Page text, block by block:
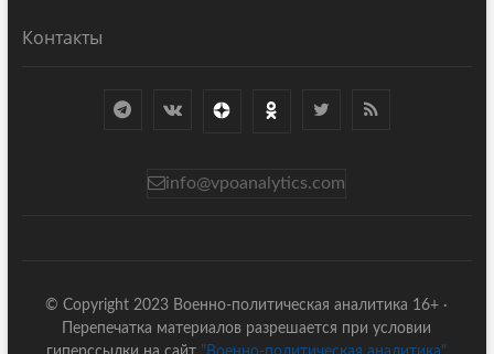
Контакты
info@vpoanalytics.com
© Copyright 2023 Военно-политическая аналитика 16+ ·
Перепечатка материалов разрешается при условии